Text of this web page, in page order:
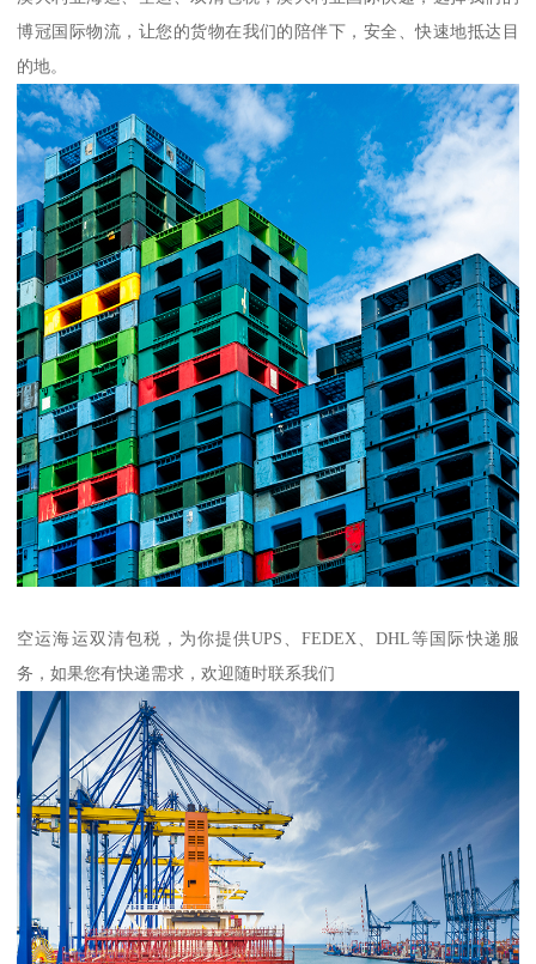
博冠国际物流，让您的货物在我们的陪伴下，安全、快速地抵达目
的地。
空运海运双清包税，为你提供UPS、FEDEX、DHL等国际快递服
务，如果您有快递需求，欢迎随时联系我们